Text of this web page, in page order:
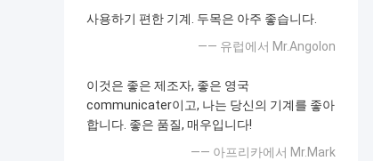
사용하기 편한 기계. 두목은 아주 좋습니다.
—— 유럽에서 Mr.Angolon
이것은 좋은 제조자, 좋은 영국
communicater이고, 나는 당신의 기계를 좋아
합니다. 좋은 품질, 매우입니다!
—— 아프리카에서 Mr.Mark